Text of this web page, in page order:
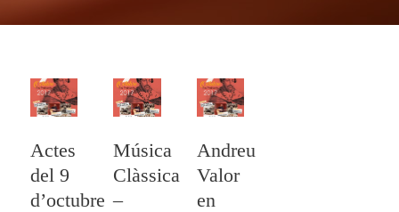
Actes
del 9
d’octubre
Música
Clàssica
–
Andreu
Valor
en